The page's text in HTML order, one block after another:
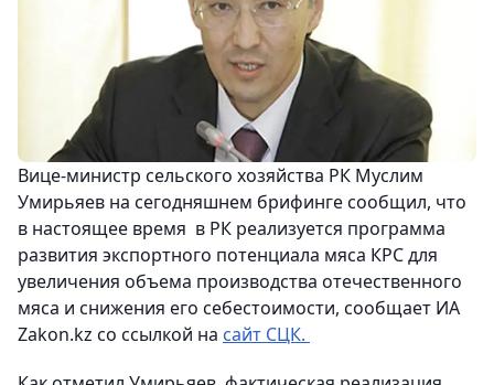
Вице-министр сельского хозяйства РК Муслим
Умирьяев на сегодняшнем брифинге сообщил, что
в настоящее время в РК реализуется программа
развития экспортного потенциала мяса КРС для
увеличения объема производства отечественного
мяса и снижения его себестоимости, сообщает ИА
Zakon.kz со ссылкой на сайт СЦК.